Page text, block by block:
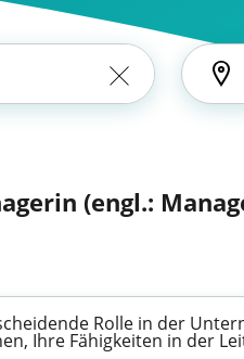
(engl.:
Rolle in der
Ihre Fähigkeiten in der